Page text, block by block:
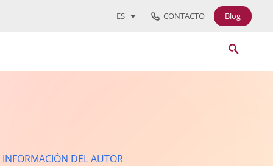
ES CONTACTO Blog
INFORMACIÓN DEL AUTOR